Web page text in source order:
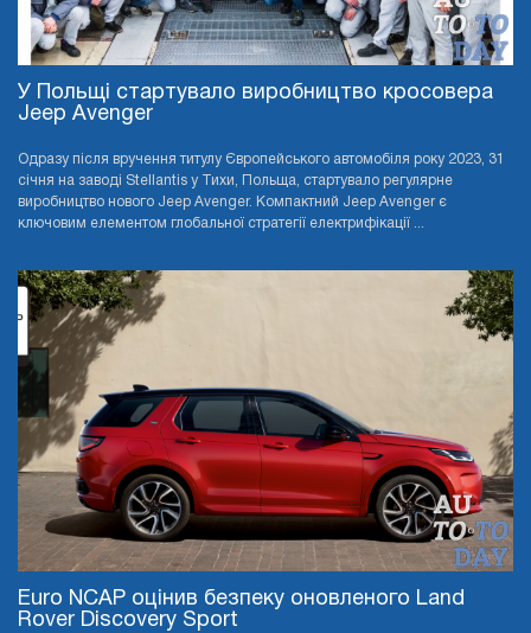
У Польщі стартувало виробництво кросовера
Jeep Avenger
Одразу після вручення титулу Європейського автомобіля року 2023, 31
січня на заводі Stellantis у Тихи, Польща, стартувало регулярне
виробництво нового Jeep Avenger. Компактний Jeep Avenger є
ключовим елементом глобальної стратегії електрифікації ...
Euro NCAP оцінив безпеку оновленого Land
Rover Discovery Sport